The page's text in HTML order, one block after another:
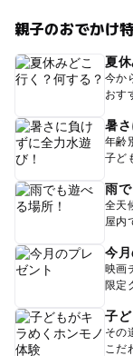
親子のおでかけ
夏
今か
おす
暑
年齢
子ど
雨で
全天
屋内
今
映画
限定
子
その
こだ